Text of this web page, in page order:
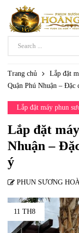
Trang chủ Lắp đặt
Quận Phú Nhuận – Đặc
Lắp đặt máy phun
Lắp đặt
Nhuận –
ý
PHUN SƯƠNG
11 TH8